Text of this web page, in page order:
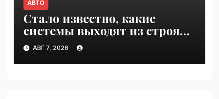
АВТО
Стало известно, какие
системы выходят из строя
при 100°C под капотом |
VseTime.ru
АВГ 7, 2026